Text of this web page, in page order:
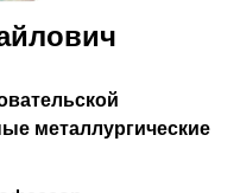
металлургические